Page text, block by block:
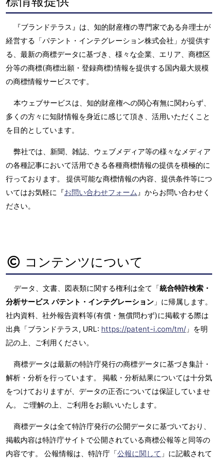
『ブランドテラス』は、知的財産権の専門家である弁理士が
経営する「パテント・インテグレーション株式会社」が提供す
る、最新の商標データに基づき、様々な企業、エリア、商標区
分等の商標(商標出願・登録商標)情報を提供する国内最大規模
の商標情報サービスです。
本ウェブサービスは、知的財産権への関心有無に関わらず、
多くの方々に知財情報を身近に感じて頂き、活用いただくこと
を目的としています。
弊社では、新聞、雑誌、ウェブメディア等の様々なメディア
の各種記事において活用できる各種商標情報の提供を積極的に
行っております。 提供可能な商標情報の内容、提供条件等につ
いてはお気軽に『お問い合わせフォーム』からお問い合わせく
ださい。
コンテンツについて
データ、文書、図表類に関する権利は全て「統合特許検索・
分析サービス パテント・インテグレーション 」に帰属します。
社内資料、社外報告資料等(有償・無償問わず)に掲載する際は
出典「ブランドテラス, URL: https://patent-i.com/tm/ 」を明
記の上、ご利用ください。
商標データは最新の特許庁発行の商標データに基づき集計・
解析・分析を行っています。 掲載・分析結果については十分気
をつけておりますが、データの正否については保証していませ
ん。 ご理解の上、ご利用をお願いいたします。
商標データは全て特許庁発行の公開データに基づいており、
掲載内容は特許庁サイトで公開されている商標公報等と同等の
内容です。 公報情報は、特許庁「公報に関して 」に記載されて